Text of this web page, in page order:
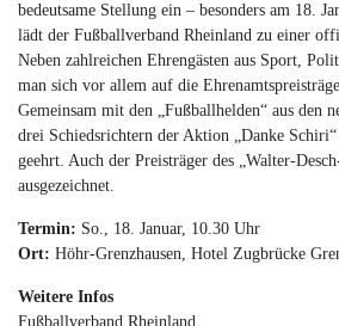
bedeutsame Stellung ein – besonders am 18.
lädt der Fußballverband Rheinland zu einer
Neben zahlreichen Ehrengästen aus Sport,
man sich vor allem auf die
Gemeinsam mit den „Fußballhelden“ aus den
drei Schiedsrichtern der Aktion „Danke Schiri“
geehrt. Auch der Preisträger des „Walter-
ausgezeichnet.
Termin: So., 18. Januar, 10.30 Uhr
Ort: Höhr-Grenzhausen, Hotel Zugbrücke
Weitere Infos
Fußballverband Rheinland